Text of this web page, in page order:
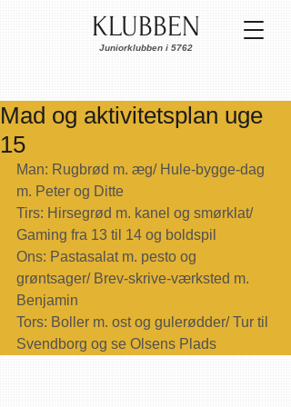
KLUBBEN
Juniorklubben i 5762
Mad og aktivitetsplan uge
15
Man: Rugbrød m. æg/ Hule-bygge-dag
m. Peter og Ditte
Tirs: Hirsegrød m. kanel og smørklat/
Gaming fra 13 til 14 og boldspil
Ons: Pastasalat m. pesto og
grøntsager/ Brev-skrive-værksted m.
Benjamin
Tors: Boller m. ost og gulerødder/ Tur til
Svendborg og se Olsens Plads